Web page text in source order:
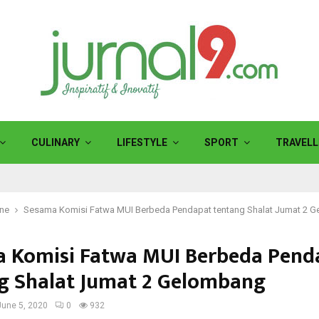
CULINARY LIFESTYLE SPORT
Sesama Komisi Fatwa MUI Berbeda Pendapat tentang Shalat Jumat 2
Komisi Fatwa MUI Berbeda
Shalat Jumat 2 Gelombang
5, 2020 0 932